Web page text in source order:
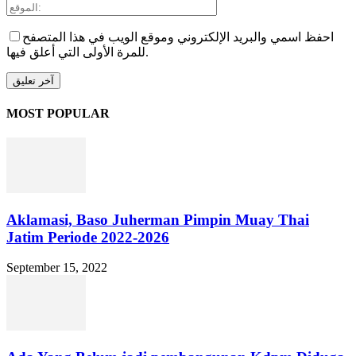
احفظ اسمي والبريد الإلكتروني وموقع الويب في هذا المتصفح
للمرة الأولى التي أعلق فيها.
MOST POPULAR
Aklamasi, Baso Juherman Pimpin Muay Thai
Jatim Periode 2022-2026
September 15, 2022